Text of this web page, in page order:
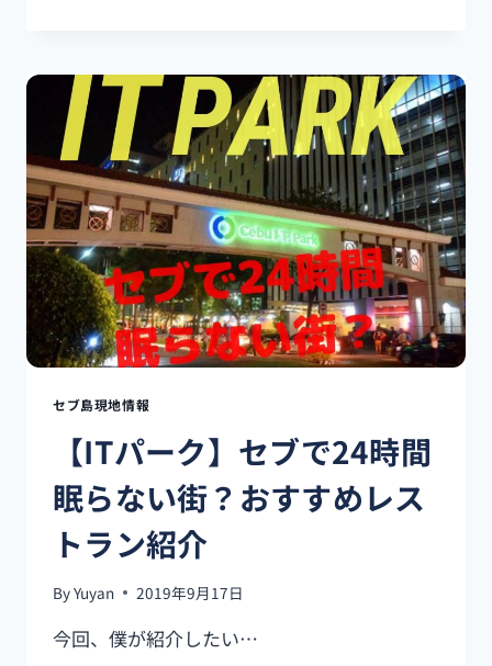
情
報】
3D
ACADEMY
ニ
ュ
ー
ビ
の
横！
地
元
人
か
い
な
い
ロ
ー
カ
ル
食
堂！
セブ島現地情報
【ITパーク】セブで24時間
眠らない街？おすすめレス
トラン紹介
ByYuyan 2019年9月17日
今回、僕が紹介したい…